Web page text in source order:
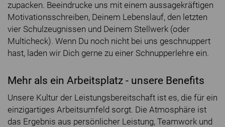
zupacken. Beeindrucke uns mit einem aussagekräftigen
Motivationsschreiben, Deinem Lebenslauf, den letzten
vier Schulzeugnissen und Deinem Stellwerk (oder
Multicheck). Wenn Du noch nicht bei uns geschnuppert
hast, laden wir Dich gerne zu einer Schnupperlehre ein.
Mehr als ein Arbeitsplatz - unsere Benefits
Unsere Kultur der Leistungsbereitschaft ist es, die für ein
einzigartiges Arbeitsumfeld sorgt. Die Atmosphäre ist
das Ergebnis aus persönlicher Leistung, Teamwork und